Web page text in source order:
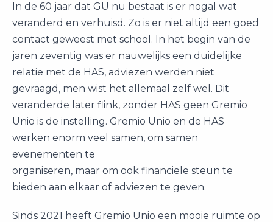
In de 60 jaar dat GU nu bestaat is er nogal wat
veranderd en verhuisd. Zo is er niet altijd een goed
contact geweest met school. In het begin van de
jaren zeventig was er nauwelijks een duidelijke
relatie met de HAS, adviezen werden niet
gevraagd, men wist het allemaal zelf wel. Dit
veranderde later flink, zonder HAS geen Gremio
Unio is de instelling. Gremio Unio en de HAS
werken enorm veel samen, om samen
evenementen te
organiseren, maar om ook financiële steun te
bieden aan elkaar of adviezen te geven.
Sinds 2021 heeft Gremio Unio een mooie ruimte op